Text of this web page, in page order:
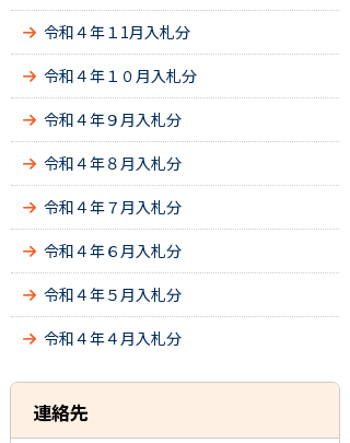
令和４年１1月入札分
令和４年１０月入札分
令和４年９月入札分
令和４年８月入札分
令和４年７月入札分
令和４年６月入札分
令和４年５月入札分
令和４年４月入札分
連絡先